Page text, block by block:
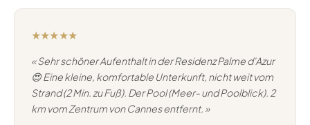
★★★★★
« Sehr schöner Aufenthalt in der Residenz Palme d'Azur
😍 Eine kleine, komfortable Unterkunft, nicht weit vom
Strand (2 Min. zu Fuß). Der Pool (Meer- und Poolblick). 2
km vom Zentrum von Cannes entfernt. »